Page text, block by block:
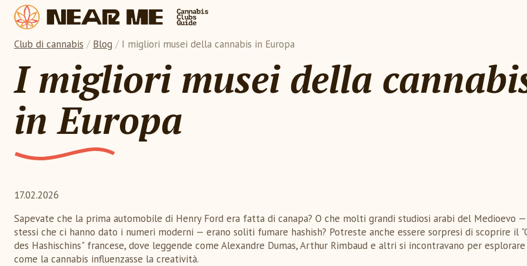
Club di cannabis / Blog / I migliori musei della cannabis in Europa
I migliori musei della
in Europa
17.02.2026
Sapevate che la prima automobile di Henry Ford era fatta di canapa? O che molti grandi studiosi arabi del Medioevo
stessi che ci hanno dato i numeri moderni — erano soliti fumare hashish? Potreste anche essere sorpresi di scoprire il
des Hashischins" francese, dove leggende come Alexandre Dumas, Arthur Rimbaud e altri si incontravano per esplorare
come la cannabis influenzasse la creatività.